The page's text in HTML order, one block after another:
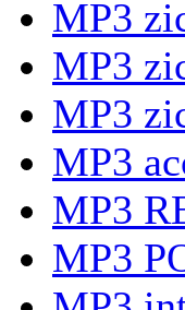
MP3
MP3
MP3
MP3
MP3
MP3